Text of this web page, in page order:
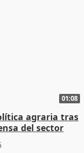
01:08
agraria tras
del sector